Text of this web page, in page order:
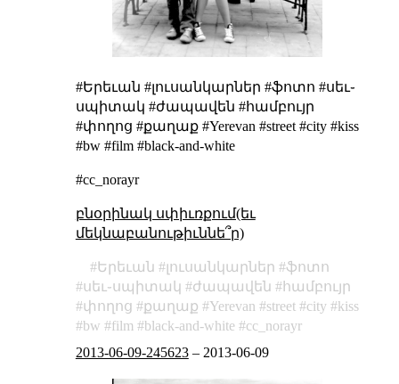
#Երեւան #լուսանկարներ #ֆոտո #սեւ֊
սպիտակ #ժապավեն #համբույր
#փողոց #քաղաք #Yerevan #street #city #kiss
#bw #film #black-and-white
#cc_norayr
բնօրինակ սփիւռքում(եւ
մեկնաբանութիւննե՞ր)
Երեւան լուսանկարներ
ֆոտո
սեւ֊սպիտակ
ժապավեն
համբույր
փողոց
քաղաք Yerevan street city
kiss
bw
film black-and-white
cc_norayr
2013-06-09-245623– 2013-06-09